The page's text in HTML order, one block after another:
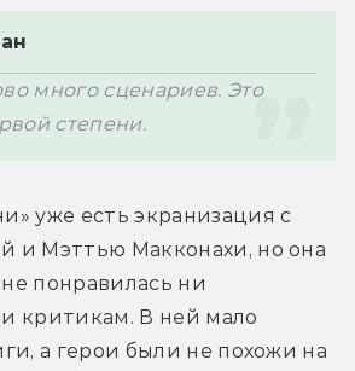
много сценариев. Это
уже есть экранизация с
и Мэттью Макконахи, но она
понравилась ни
критикам. В ней мало
а герои были не похожи на